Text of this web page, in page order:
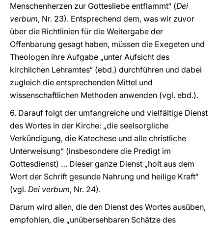
Menschenherzen zur Gottesliebe entflammt“ (Dei
verbum, Nr. 23). Entsprechend dem, was wir zuvor
über die Richtlinien für die Weitergabe der
Offenbarung gesagt haben, müssen die Exegeten und
Theologen ihre Aufgabe „unter Aufsicht des
kirchlichen Lehramtes“ (ebd.) durchführen und dabei
zugleich die entsprechenden Mittel und
wissenschaftlichen Methoden anwenden (vgl. ebd.).
6. Darauf folgt der umfangreiche und vielfältige Dienst
des Wortes in der Kirche: „die seelsorgliche
Verkündigung, die Katechese und alle christliche
Unterweisung“ (insbesondere die Predigt im
Gottesdienst) … Dieser ganze Dienst „holt aus dem
Wort der Schrift gesunde Nahrung und heilige Kraft“
(vgl. Dei verbum, Nr. 24).
Darum wird allen, die den Dienst des Wortes ausüben,
empfohlen, die „unübersehbaren Schätze des